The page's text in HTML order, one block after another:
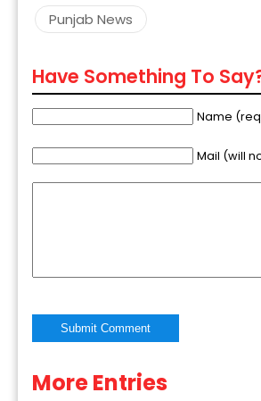
Punjab News
Have Something To
Name
Mail (will
Alternative:
More Entries